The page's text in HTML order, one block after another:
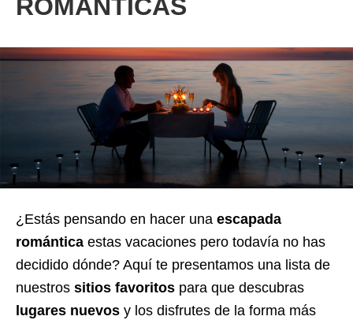
ROMÀNTICAS
¿Estás pensando en hacer una escapada
romántica estas vacaciones pero todavía no has
decidido dónde? Aquí te presentamos una lista de
nuestros sitios favoritos para que descubras
lugares nuevos y los disfrutes de la forma más